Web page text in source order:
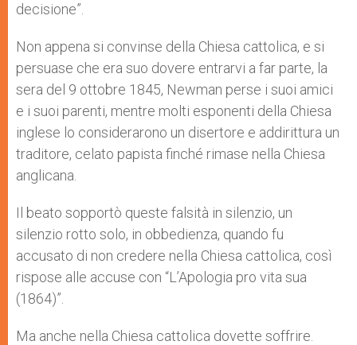
decisione”.
Non appena si convinse della Chiesa cattolica, e si
persuase che era suo dovere entrarvi a far parte, la
sera del 9 ottobre 1845, Newman perse i suoi amici
e i suoi parenti, mentre molti esponenti della Chiesa
inglese lo considerarono un disertore e addirittura un
traditore, celato papista finché rimase nella Chiesa
anglicana.
Il beato sopportò queste falsità in silenzio, un
silenzio rotto solo, in obbedienza, quando fu
accusato di non credere nella Chiesa cattolica, così
rispose alle accuse con “L’Apologia pro vita sua
(1864)”.
Ma anche nella Chiesa cattolica dovette soffrire.